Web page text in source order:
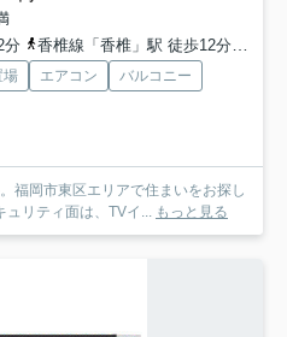
分
香椎線「香椎」駅 徒歩12分
場 エアコン
バルコニー
福岡市東区エリアで住まいをお探し
ュリティ面は、TVイ... もっと見る